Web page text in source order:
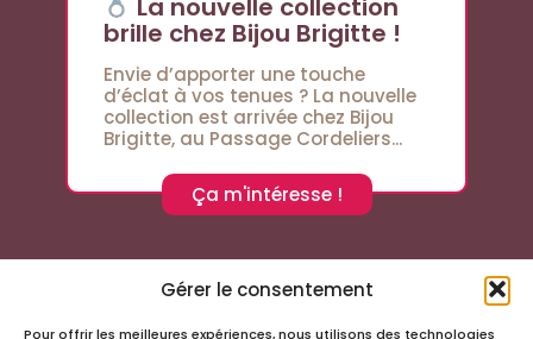
Gérer le consentement
Pour offrir les meilleures expériences, nous utilisons des technologies
La nouvelle collection
brille chez Bijou Brigitte !
Envie d’apporter une touche
d’éclat à vos tenues ? La nouvelle
collection est arrivée chez Bijou
Brigitte, au Passage Cordeliers...
Ça m'intéresse !